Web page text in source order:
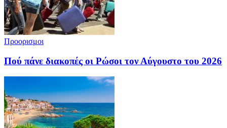
Προορισμοι
Πού πάνε διακοπές οι Ρώσοι τον Αύγουστο του 2026